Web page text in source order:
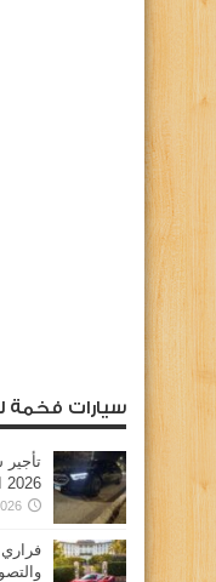
سيارات فخمة
2026 العلا ليموزين
والتصوير